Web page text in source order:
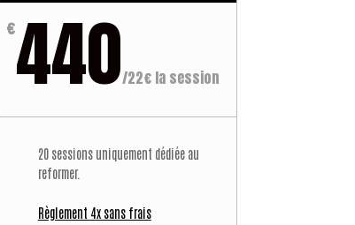
€440/22€ la session
20 sessions uniquement dédiée au
reformer.
Règlement 4x sans frais